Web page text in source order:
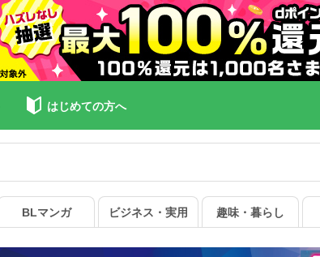
はじめての方へ
BLマンガ ビジネス・実用 趣味・暮らし